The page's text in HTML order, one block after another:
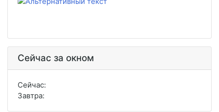
Сейчас за окном
Сейчас:
Завтра: